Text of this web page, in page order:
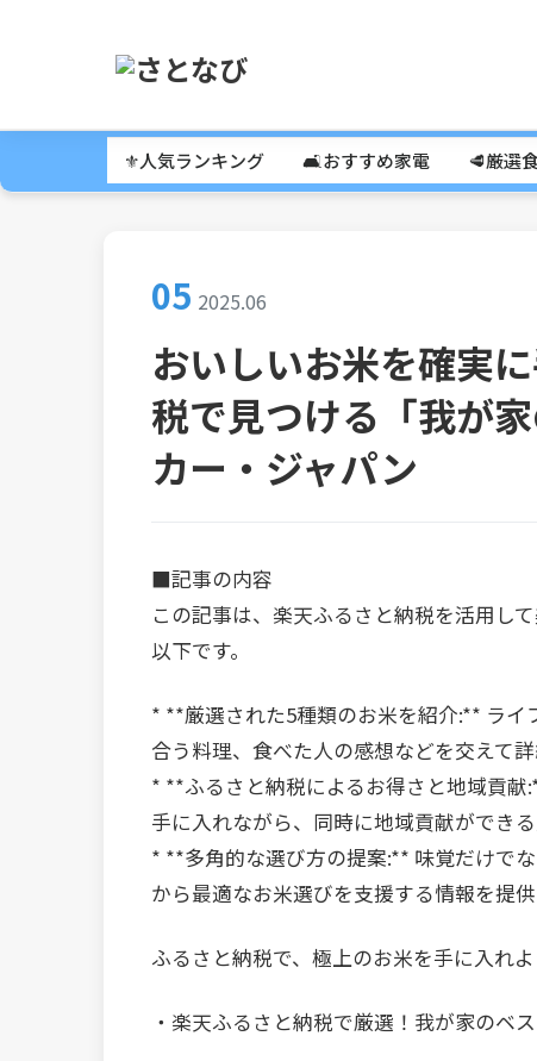
⚜️人気ランキング 🛋️おすすめ家電 🥩厳選
05 2025.06
おいしいお米を確実
税で見つける「我が
カー・ジャパン
■記事の内容
この記事は、楽天ふるさと納税を活用し
以下です。
* **厳選された5種類のお米を紹介:** ライ
合う料理、食べた人の感想などを交えて詳
* **ふるさと納税によるお得さと地域貢
手に入れながら、同時に地域貢献ができる
* **多角的な選び方の提案:** 味覚だけで
から最適なお米選びを支援する情報を提供
ふるさと納税で、極上のお米を手に入れよ
・楽天ふるさと納税で厳選！我が家のベ